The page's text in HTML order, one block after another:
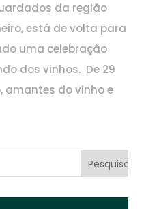
da região
está de volta para
uma celebração
dos vinhos. De 29
amantes do vinho e